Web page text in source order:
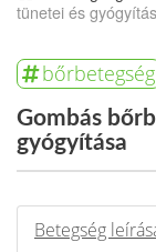
tünetei és
bőrbetegség
Gombás
gyógyítása
Betegség